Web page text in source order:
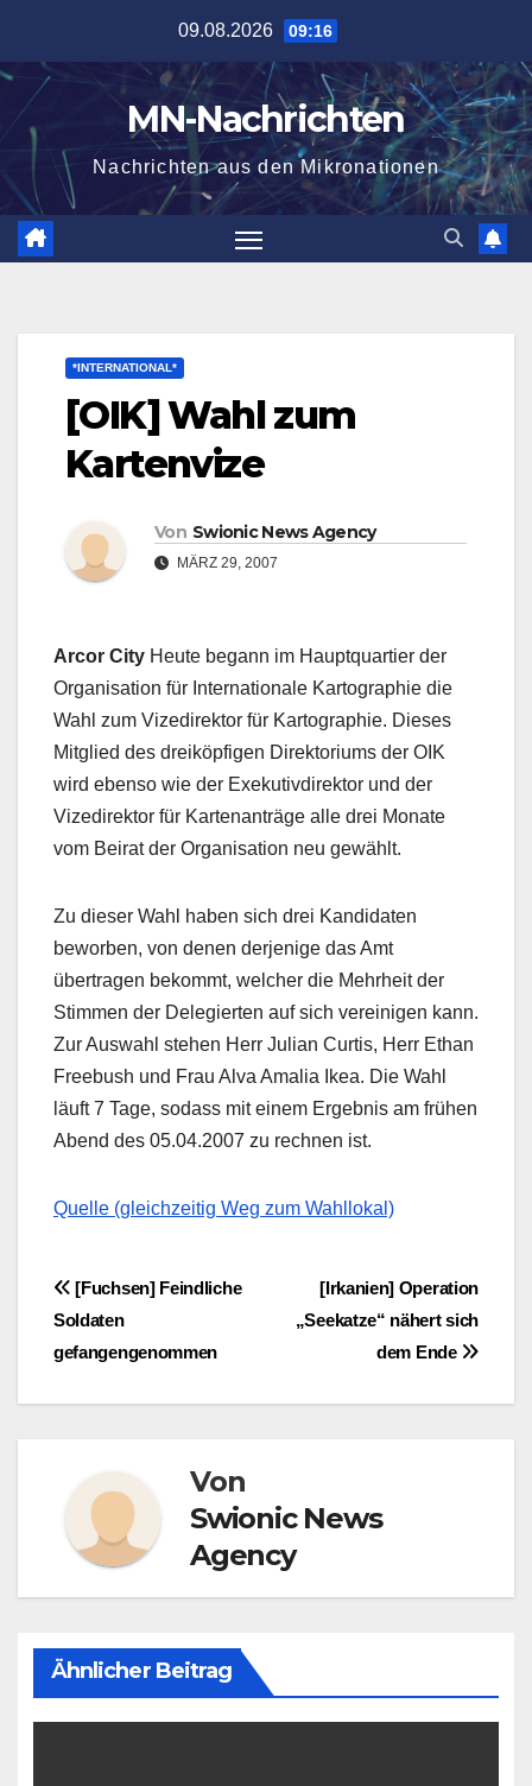
springen
09.08.2026 09:16
MN-Nachrichten
Nachrichten aus den Mikronationen
*INTERNATIONAL*
[OIK] Wahl zum
Kartenvize
Von Swionic News Agency
MÄRZ 29, 2007
Arcor City Heute begann im Hauptquartier der
Organisation für Internationale Kartographie die
Wahl zum Vizedirektor für Kartographie. Dieses
Mitglied des dreiköpfigen Direktoriums der OIK
wird ebenso wie der Exekutivdirektor und der
Vizedirektor für Kartenanträge alle drei Monate
vom Beirat der Organisation neu gewählt.
Zu dieser Wahl haben sich drei Kandidaten
beworben, von denen derjenige das Amt
übertragen bekommt, welcher die Mehrheit der
Stimmen der Delegierten auf sich vereinigen kann.
Zur Auswahl stehen Herr Julian Curtis, Herr Ethan
Freebush und Frau Alva Amalia Ikea. Die Wahl
läuft 7 Tage, sodass mit einem Ergebnis am frühen
Abend des 05.04.2007 zu rechnen ist.
Quelle (gleichzeitig Weg zum Wahllokal)
Beitragsnavigation[Irkanien] Operation
„Seekatze“ nähert sich
dem Ende
[Fuchsen] Feindliche
Soldaten
gefangengenommen
Von
Swionic News
Agency
Ähnlicher Beitrag